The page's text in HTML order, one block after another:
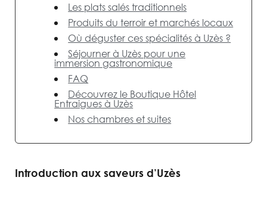
Les plats salés traditionnels
Produits du terroir et marchés locaux
Où déguster ces spécialités à Uzès ?
Séjourner à Uzès pour une
immersion gastronomique
FAQ
Découvrez le Boutique Hôtel
Entraigues à Uzès
Nos chambres et suites
Introduction aux saveurs d’Uzès